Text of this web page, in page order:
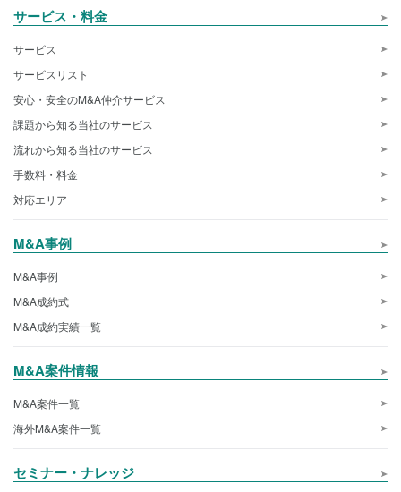
サービス・料金
サービス
サービスリスト
安心・安全のM&A仲介サービス
課題から知る当社のサービス
流れから知る当社のサービス
手数料・料金
対応エリア
M&A事例
M&A事例
M&A成約式
M&A成約実績一覧
M&A案件情報
M&A案件一覧
海外M&A案件一覧
セミナー・ナレッジ